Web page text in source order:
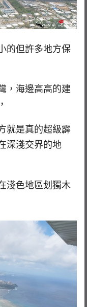
的但許多地方保
，海邊高高的建
就是真的超級霹
深淺交界的地
淺色地區划獨木